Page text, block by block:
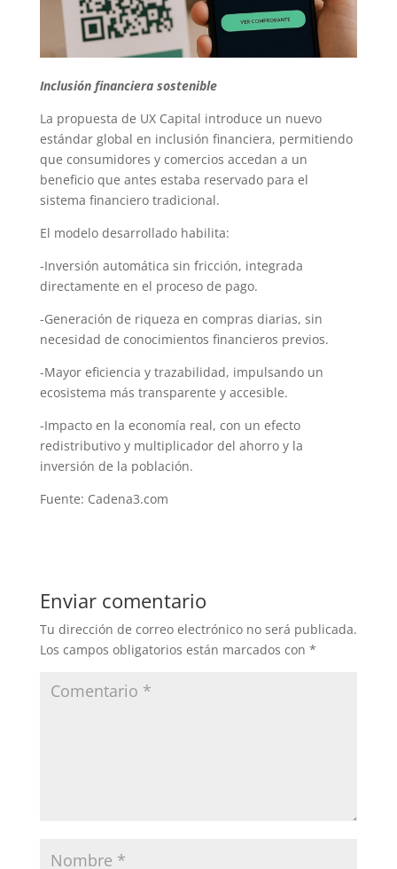
Inclusión financiera sostenible
La propuesta de UX Capital introduce un nuevo
estándar global en inclusión financiera, permitiendo
que consumidores y comercios accedan a un
beneficio que antes estaba reservado para el
sistema financiero tradicional.
El modelo desarrollado habilita:
-Inversión automática sin fricción, integrada
directamente en el proceso de pago.
-Generación de riqueza en compras diarias, sin
necesidad de conocimientos financieros previos.
-Mayor eficiencia y trazabilidad, impulsando un
ecosistema más transparente y accesible.
-Impacto en la economía real, con un efecto
redistributivo y multiplicador del ahorro y la
inversión de la población.
Fuente: Cadena3.com
Enviar comentario
Tu dirección de correo electrónico no será publicada.
Los campos obligatorios están marcados con *